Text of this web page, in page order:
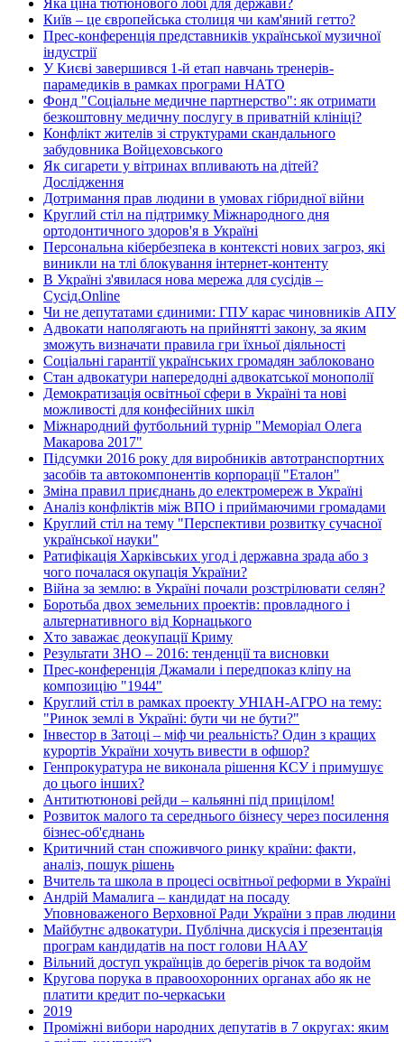
Київ – це європейська столиця чи кам'яний гетто?
Прес-конференція представників української музичної
індустрії
У Києві завершився 1-й етап навчань тренерів-
парамедиків в рамках програми НАТО
Фонд "Соціальне медичне партнерство": як отримати
безкоштовну медичну послугу в приватній клініці?
Конфлікт жителів зі структурами скандального
забудовника Войцеховського
Як сигарети у вітринах впливають на дітей?
Дослідження
Дотримання прав людини в умовах гібридної війни
Круглий стіл на підтримку Міжнародного дня
ортодонтичного здоров'я в Україні
Персональна кібербезпека в контексті нових загроз, які
виникли на тлі блокування інтернет-контенту
В Україні з'явилася нова мережа для сусідів –
Сусід.Online
Чи не депутатами єдиними: ГПУ карає чиновників АПУ
Адвокати наполягають на прийнятті закону, за яким
зможуть визначати правила гри їхньої діяльності
Соціальні гарантії українських громадян заблоковано
Стан адвокатури напередодні адвокатської монополії
Демократизація освітньої сфери в Україні та нові
можливості для конфесійних шкіл
Міжнародний футбольний турнір "Меморіал Олега
Макарова 2017"
Підсумки 2016 року для виробників автотранспортних
засобів та автокомпонентів корпорації "Еталон"
Зміна правил приєднань до електромереж в Україні
Аналіз конфліктів між ВПО і приймаючими громадами
Круглий стіл на тему "Перспективи розвитку сучасної
української науки"
Ратифікація Харківських угод і державна зрада або з
чого почалася окупація України?
Війна за землю: в Україні почали розстрілювати селян?
Боротьба двох земельних проектів: провладного і
альтернативного від Корнацького
Хто заважає деокупації Криму
Результати ЗНО – 2016: тенденції та висновки
Прес-конференція Джамали і передпоказ кліпу на
композицію "1944"
Круглий стіл в рамках проекту УНІАН-АГРО на тему:
"Ринок землі в Україні: бути чи не бути?"
Інвестор в Затоці – міф чи реальність? Один з кращих
курортів України хочуть вивести в офшор?
Генпрокуратура не виконала рішення КСУ і примушує
до цього інших?
Антитютюнові рейди – кальянні під прицілом!
Розвиток малого та середнього бізнесу через посилення
бізнес-об'єднань
Критичний стан споживчого ринку країни: факти,
аналіз, пошук рішень
Вчитель та школа в процесі освітньої реформи в Україні
Андрій Мамалига – кандидат на посаду
Уповноваженого Верховної Ради України з прав людини
Майбутнє адвокатури. Публічна дискусія і презентація
програм кандидатів на пост голови НААУ
Вільний доступ українців до берегів річок та водойм
Кругова порука в правоохоронних органах або як не
платити кредит по-черкаськи
2019
Проміжні вибори народних депутатів в 7 округах: яким